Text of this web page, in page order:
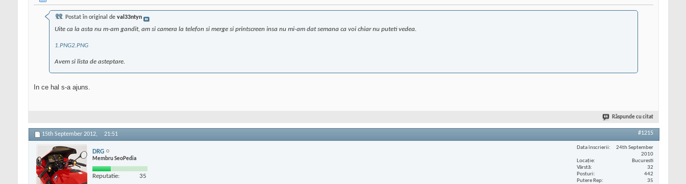
Postat în original de val33ntyn
Uite ca la asta nu m-am gandit, am si camera la telefon si merge si printscreen insa nu mi-am dat semana ca voi chiar nu puteti vedea.
1.PNG2.PNG
Avem si lista de asteptare.
In ce hal s-a ajuns.
Răspunde cu citat
15th September 2012, 21:51 #1215
DRG
Membru SeoPedia
Reputatie: 35
Data înscrierii
24th September
2010
Locaţie
Bucuresti
Vârstă
32
Posturi
442
Putere Rep
35